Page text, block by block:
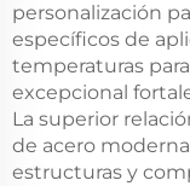
personalización
específicos de
temperaturas
excepcional
La superior
de acero
estructuras y